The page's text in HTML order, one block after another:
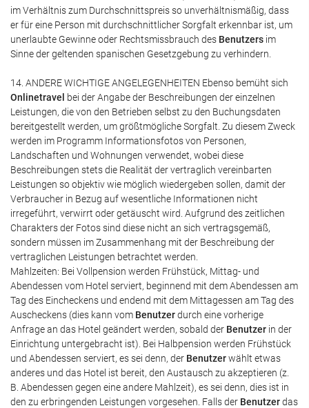
im Verhältnis zum Durchschnittspreis so unverhältnismäßig, dass
er für eine Person mit durchschnittlicher Sorgfalt erkennbar ist, um
unerlaubte Gewinne oder Rechtsmissbrauch des Benutzers im
Sinne der geltenden spanischen Gesetzgebung zu verhindern.
14. ANDERE WICHTIGE ANGELEGENHEITEN Ebenso bemüht sich
Onlinetravel bei der Angabe der Beschreibungen der einzelnen
Leistungen, die von den Betrieben selbst zu den Buchungsdaten
bereitgestellt werden, um größtmögliche Sorgfalt. Zu diesem Zweck
werden im Programm Informationsfotos von Personen,
Landschaften und Wohnungen verwendet, wobei diese
Beschreibungen stets die Realität der vertraglich vereinbarten
Leistungen so objektiv wie möglich wiedergeben sollen, damit der
Verbraucher in Bezug auf wesentliche Informationen nicht
irregeführt, verwirrt oder getäuscht wird. Aufgrund des zeitlichen
Charakters der Fotos sind diese nicht an sich vertragsgemäß,
sondern müssen im Zusammenhang mit der Beschreibung der
vertraglichen Leistungen betrachtet werden.
Mahlzeiten: Bei Vollpension werden Frühstück, Mittag- und
Abendessen vom Hotel serviert, beginnend mit dem Abendessen am
Tag des Eincheckens und endend mit dem Mittagessen am Tag des
Auscheckens (dies kann vom Benutzerdurch eine vorherige
Anfrage an das Hotel geändert werden, sobald der Benutzer in der
Einrichtung untergebracht ist). Bei Halbpension werden Frühstück
und Abendessen serviert, es sei denn, der Benutzerwählt etwas
anderes und das Hotel ist bereit, den Austausch zu akzeptieren (z.
B. Abendessen gegen eine andere Mahlzeit), es sei denn, dies ist in
den zu erbringenden Leistungen vorgesehen. Falls der Benutzerdas